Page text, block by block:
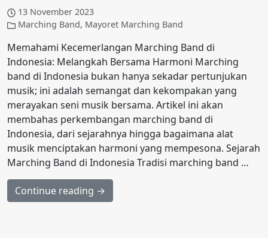
13 November 2023
Marching Band, Mayoret Marching Band
Memahami Kecemerlangan Marching Band di
Indonesia: Melangkah Bersama Harmoni Marching
band di Indonesia bukan hanya sekadar pertunjukan
musik; ini adalah semangat dan kekompakan yang
merayakan seni musik bersama. Artikel ini akan
membahas perkembangan marching band di
Indonesia, dari sejarahnya hingga bagaimana alat
musik menciptakan harmoni yang mempesona. Sejarah
Marching Band di Indonesia Tradisi marching band …
Continue reading →